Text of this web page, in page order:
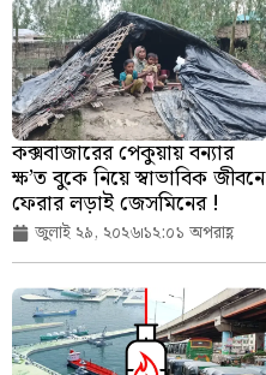
কক্সবাজারের পেকুয়ায় বন্যার
ক্ষ’ত বুকে নিয়ে স্বাভাবিক জীবনে
ফেরার লড়াই জেসমিনের !
জুলাই ২৯, ২০২৬১২:০১ অপরাহ্ণ